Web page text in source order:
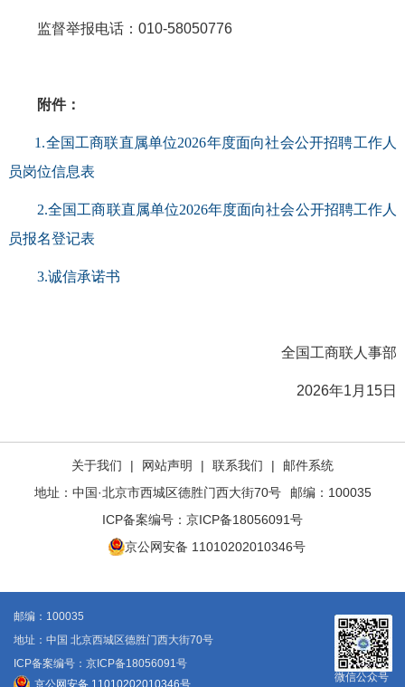
监督举报电话：010-58050776
附件：
1.全国工商联直属单位2026年度面向社会公开招聘工作人
员岗位信息表
2.全国工商联直属单位2026年度面向社会公开招聘工作人
员报名登记表
3.诚信承诺书
全国工商联人事部
2026年1月15日
关于我们 | 网站声明 | 联系我们 |
邮件系统
地址：中国·北京市西城区德胜门西大街70号
邮编：100035
ICP备案编号： 京ICP备18056091号
京公网安备 11010202010346号
邮编：100035
地址：中国 北京西城区德胜门西大街70号
ICP备案编号：京ICP备18056091号
京公网安备 11010202010346号
微信公众号